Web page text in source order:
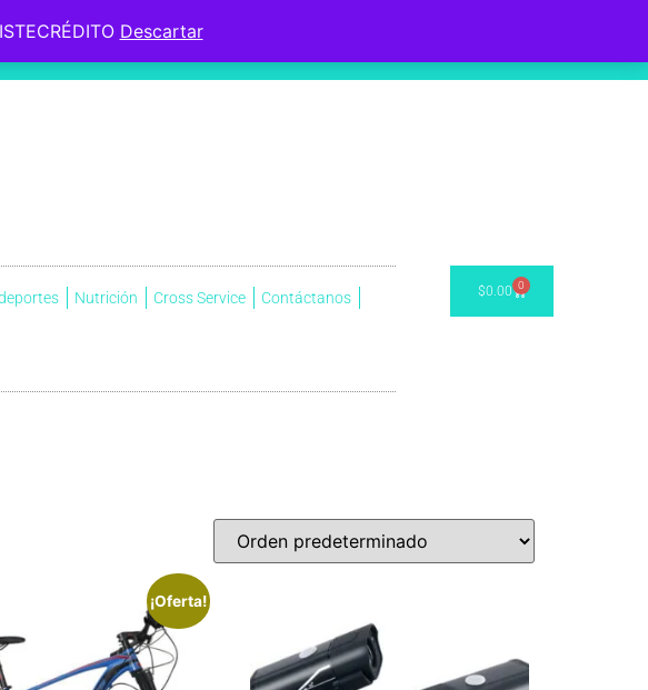
Descartar
Nutrición Cross Service Contáctanos $0.00 0
¡Oferta!